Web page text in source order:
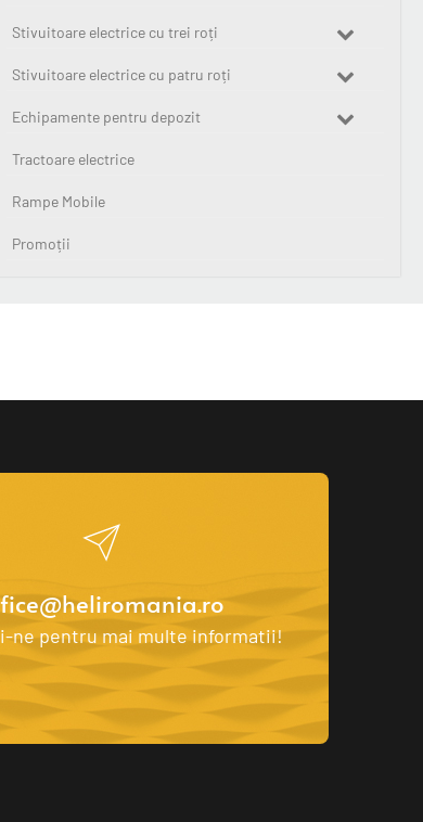
Stivuitoare electrice cu trei roți
Stivuitoare electrice cu patru roți
Echipamente pentru depozit
Tractoare electrice
Rampe Mobile
Promoții
ne pentru mai multe informatii!